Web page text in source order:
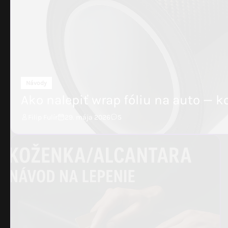
Ako nalepiť wrap fóliu na auto —
29. mája 2026